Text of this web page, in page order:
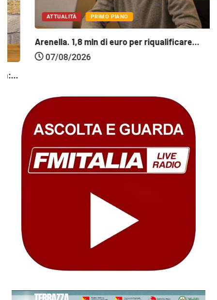
ATTUALITÀ PRIMO PIANO
Arenella. 1,8 mln di euro per riqualificare...
07/08/2026